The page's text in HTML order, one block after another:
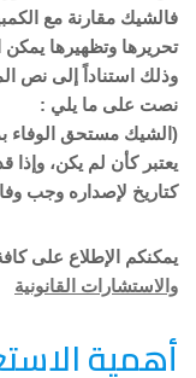
فالشيك مقارنة مع
تحريرها وتظهيرها يمكن
نصت على ما يلي :
(الشيك مستحق الوفاء
يعتبر كأن لم يكن، وإذا
كتاريخ لإصداره وجب
يمكنكم الإطلاع على
والاستشارات القانونية
أهمية